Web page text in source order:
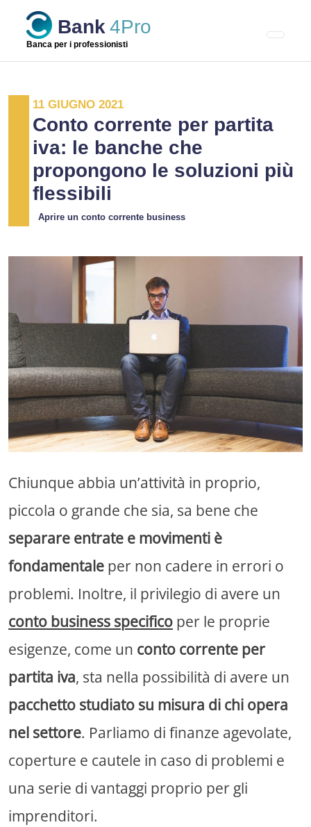
content
Bank 4Pro
Banca per i professionisti
11 GIUGNO 2021
Conto corrente per partita
iva: le banche che
propongono le soluzioni più
flessibili
Aprire un conto corrente business
Chiunque abbia un’attività in proprio,
piccola o grande che sia, sa bene che
separare entrate e movimenti è
fondamentale per non cadere in errori o
problemi. Inoltre, il privilegio di avere un
conto business specifico per le proprie
esigenze, come un conto corrente per
partita iva, sta nella possibilità di avere un
pacchetto studiato su misura di chi opera
nel settore. Parliamo di finanze agevolate,
coperture e cautele in caso di problemi e
una serie di vantaggi proprio per gli
imprenditori.